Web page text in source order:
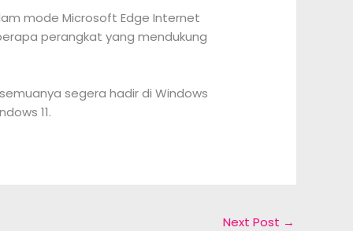
mode Microsoft Edge Internet
perangkat yang mendukung
segera hadir di Windows
11.
Next Post →